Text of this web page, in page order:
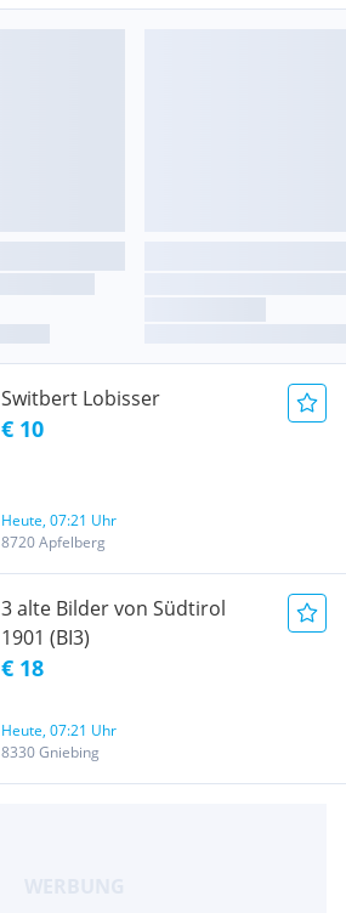
Switbert Lobisser
€ 10
Heute, 07:21 Uhr
8720 Apfelberg
3 alte Bilder von Südtirol
1901 (BI3)
€ 18
Heute, 07:21 Uhr
8330 Gniebing